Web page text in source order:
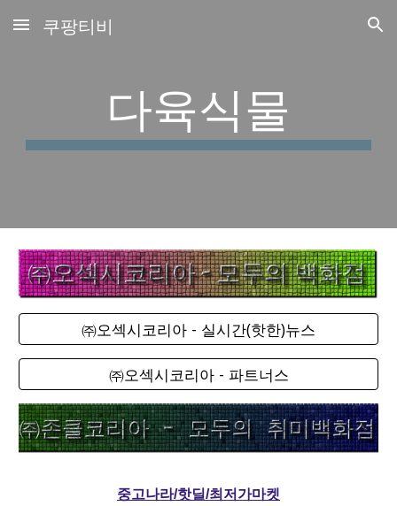
Skip to main content Skip to navigation
쿠팡티비
다육식물
㈜오섹시코리아 - 실시간(핫한)뉴스
㈜오섹시코리아 - 파트너스
중고나라/핫딜/최저가마켓